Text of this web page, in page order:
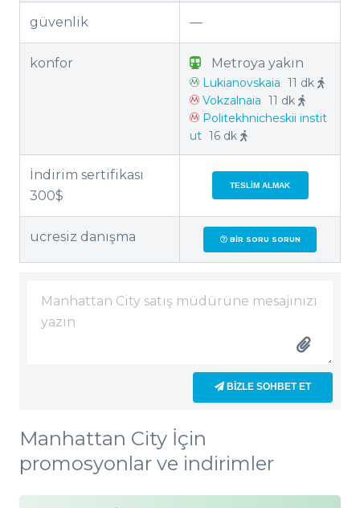
güvenlik —
konfor Metroya yakın
Lukianovskaia 11 dk
Vokzalnaia 11 dk
Politekhnicheskii instit
ut 16 dk
İndirim sertifikası
300$
TESLIM ALMAK
ucresiz danışma BIR SORU SORUN
BIZLE SOHBET ET
Manhattan City İçin
promosyonlar ve indirimler